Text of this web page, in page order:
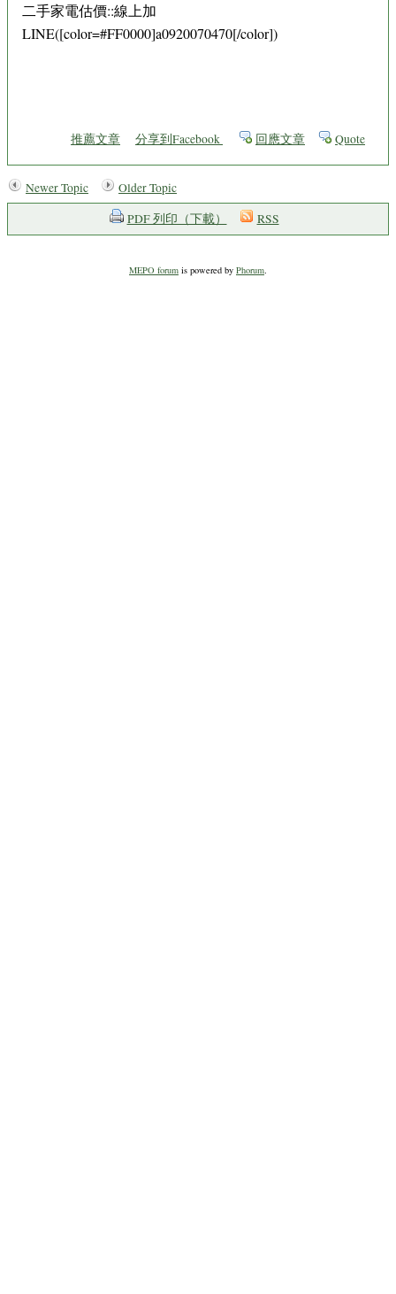
二手家電估價::線上加
LINE([color=#FF0000]a0920070470[/color])
推薦文章 分享到Facebook 回應文章 Quote
Newer Topic
Older Topic
PDF 列印（下載）
RSS
MEPO forum is powered by Phorum.